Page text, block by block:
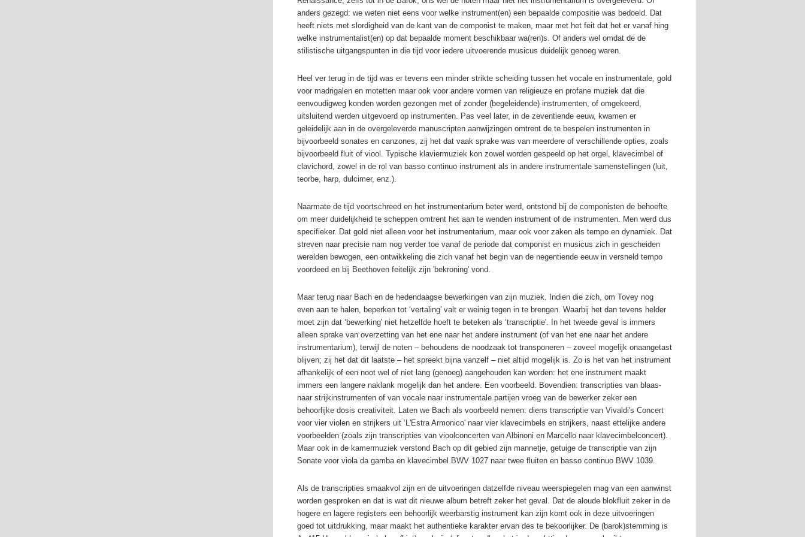
anders gezegd: we weten niet eens voor welke instrument(en) een bepaalde compositie was bedoeld. Dat
heeft niets met slordigheid van de kant van de componist te maken, maar met het feit dat het er vanaf hing
welke instrumentalist(en) op dat bepaalde moment beschikbaar wa(ren)s. Of anders wel omdat de de
stilistische uitgangspunten in die tijd voor iedere uitvoerende musicus duidelijk genoeg waren.
Heel ver terug in de tijd was er tevens een minder strikte scheiding tussen het vocale en instrumentale, gold
voor madrigalen en motetten maar ook voor andere vormen van religieuze en profane muziek dat die
eenvoudigweg konden worden gezongen met of zonder (begeleidende) instrumenten, of omgekeerd,
uitsluitend werden uitgevoerd op instrumenten. Pas veel later, in de zeventiende eeuw, kwamen er
geleidelijk aan in de overgeleverde manuscripten aanwijzingen omtrent de te bespelen instrumenten in
bijvoorbeeld sonates en canzones, zij het dat vaak sprake was van meerdere of verschillende opties, zoals
bijvoorbeeld fluit of viool. Typische klaviermuziek kon zowel worden gespeeld op het orgel, klavecimbel of
clavichord, zowel in de rol van basso continuo instrument als in andere instrumentale samenstellingen (luit,
teorbe, harp, dulcimer, enz.).
Naarmate de tijd voortschreed en het instrumentarium beter werd, ontstond bij de componisten de behoefte
om meer duidelijkheid te scheppen omtrent het aan te wenden instrument of de instrumenten. Men werd dus
specifieker. Dat gold niet alleen voor het instrumentarium, maar ook voor zaken als tempo en dynamiek. Dat
streven naar precisie nam nog verder toe vanaf de periode dat componist en musicus zich in gescheiden
werelden bewogen, een ontwikkeling die zich vanaf het begin van de negentiende eeuw in versneld tempo
voordeed en bij Beethoven feitelijk zijn 'bekroning' vond.
Maar terug naar Bach en de hedendaagse bewerkingen van zijn muziek. Indien die zich, om Tovey nog
even aan te halen, beperken tot ‘vertaling' valt er weinig tegen in te brengen. Waarbij het dan tevens helder
moet zijn dat ‘bewerking' niet hetzelfde hoeft te beteken als ‘transcriptie'. In het tweede geval is immers
alleen sprake van overzetting van het ene naar het andere instrument (of van het ene naar het andere
instrumentarium), terwijl de noten – behoudens de noodzaak tot transponeren – zoveel mogelijk onaangetast
blijven; zij het dat dit laatste – het spreekt bijna vanzelf – niet altijd mogelijk is. Zo is het van het instrument
afhankelijk of een noot wel of niet lang (genoeg) aangehouden kan worden: het ene instrument maakt
immers een langere naklank mogelijk dan het andere. Een voorbeeld. Bovendien: transcripties van blaas-
naar strijkinstrumenten of van vocale naar instrumentale partijen vroeg van de bewerker zeker een
behoorlijke dosis creativiteit. Laten we Bach als voorbeeld nemen: diens transcriptie van Vivaldi's Concert
voor vier violen en strijkers uit ‘L'Estra Armonico' naar vier klavecimbels en strijkers, naast ettelijke andere
voorbeelden (zoals zijn transcripties van vioolconcerten van Albinoni en Marcello naar klavecimbelconcert).
Maar ook in de kamermuziek verstond Bach op dit gebied zijn mannetje, getuige de transcriptie van zijn
Sonate voor viola da gamba en klavecimbel BWV 1027 naar twee fluiten en basso continuo BWV 1039.
Als de transcripties smaakvol zijn en de uitvoeringen datzelfde niveau weerspiegelen mag van een aanwinst
worden gesproken en dat is wat dit nieuwe album betreft zeker het geval. Dat de aloude blokfluit zeker in de
hogere en lagere registers een behoorlijk weerbarstig instrument kan zijn komt ook in deze uitvoeringen
goed tot uitdrukking, maar maakt het authentieke karakter ervan des te bekoorlijker. De (barok)stemming is